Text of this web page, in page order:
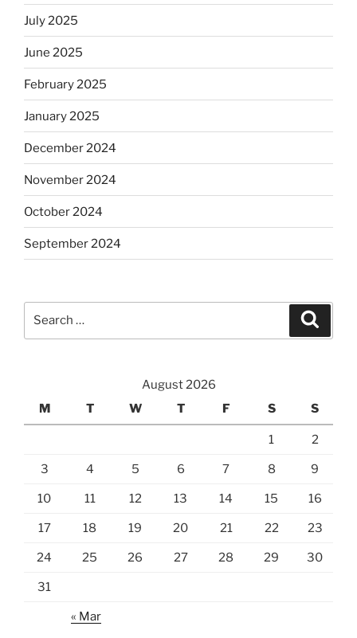
July 2025
June 2025
February 2025
January 2025
December 2024
November 2024
October 2024
September 2024
August 2026
M
T W T F S S
1 2
3 4 5 6 7 8 9
10 11 12 13 14 15 16
17 18 19 20 21 22 23
24 25 26 27 28 29 30
31
« Mar